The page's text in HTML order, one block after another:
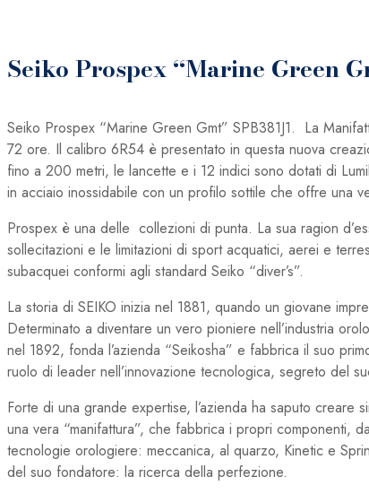
Seiko Prospex “Marine Green
Seiko Prospex “Marine Green Gmt” SPB381J1. La
72 ore. Il calibro 6R54 è presentato in questa nuova
fino a 200 metri, le lancette e i 12 indici sono dotati di
in acciaio inossidabile con un profilo sottile che offre una
Prospex è una delle collezioni di punta. La sua ragion
sollecitazioni e le limitazioni di sport acquatici, aerei e
subacquei conformi agli standard Seiko “diver’s”.
La storia di SEIKO inizia nel 1881, quando un giovane
Determinato a diventare un vero pioniere nell’industria
nel 1892, fonda l’azienda “Seikosha” e fabbrica il suo
ruolo di leader nell’innovazione tecnologica, segreto del
Forte di una grande expertise, l’azienda ha saputo
una vera “manifattura”, che fabbrica i propri componenti,
tecnologie orologiere: meccanica, al quarzo, Kinetic e
del suo fondatore: la ricerca della perfezione.